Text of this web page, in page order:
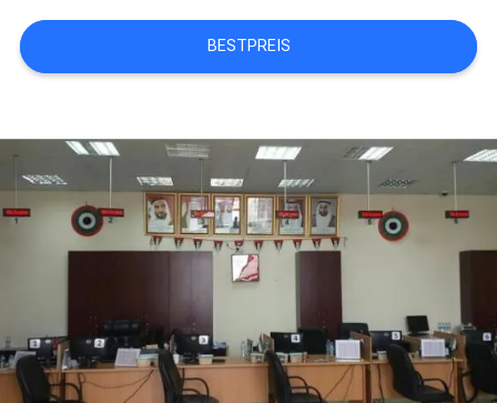
SIE
EIN
ZITAT
SITEMAP
PRIVACY
POLICY
BESTPREIS